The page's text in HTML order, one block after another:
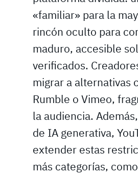
«familiar» para la
rincón oculto para
maduro, accesible
verificados.
migrar a alternativas
Rumble o Vimeo,
la audiencia.
de IA generativa,
extender estas
más categorías,